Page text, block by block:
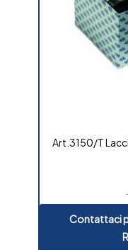
Art.3150/T
Contattaci